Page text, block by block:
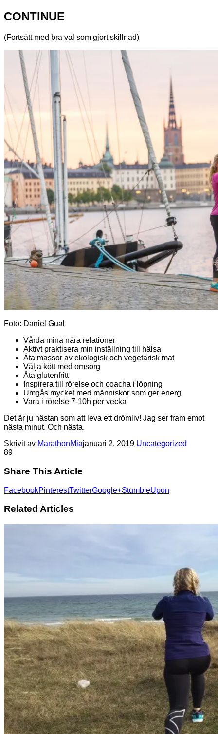
CONTINUE
(Fortsätt med bra val som gjort skillnad)
Foto: Daniel Gual
Vårda mina nära relationer
Aktivt praktisera min inställning till hälsa
Äta massor av ekologisk och vegetarisk mat
Välja kött med omsorg
Äta glutenfritt
Inspirera till rörelse och coacha i löpning
Umgås mycket med människor som ger energi
Vara i rörelse 7-10h per vecka
Det är ju nästan som att leva ett drömliv! Jag ser fram emot
nästa minut. Och nästa.
Skrivit av MarathonMiajanuari 2, 2019 Uncategorized
89
Share This Article
FacebookPinterestTwitterGoogle+StumbleUpon
Related Articles